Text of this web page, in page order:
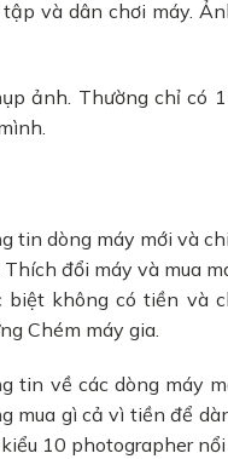
và dân chơi máy.
ảnh. Thường chỉ có
tin dòng máy mới và
đổi máy và mua
không có tiền và
Chém máy gia.
tin về các dòng máy
mua gì cả vì tiền để
10 photographer